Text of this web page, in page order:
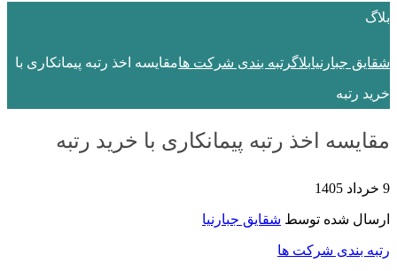
بلاگ
شقایق جبارنیابلاگرتبه بندی شرکت هامقایسه اخذ رتبه پیمانکاری با
خرید رتبه
مقایسه اخذ رتبه پیمانکاری با خرید رتبه
9 خرداد 1405
ارسال شده توسط شقایق جبارنیا
رتبه بندی شرکت ها